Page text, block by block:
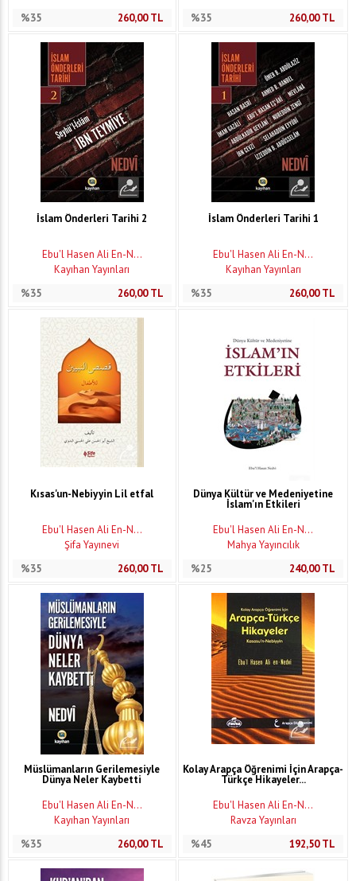
%35
260,00TL
%35
260,00TL
İslam Önderleri Tarihi 2
Ebu'l Hasen Ali En-N...
Kayıhan Yayınları
%35
260,00TL
İslam Önderleri Tarihi 1
Ebu'l Hasen Ali En-N...
Kayıhan Yayınları
%35
260,00TL
Kısas'un-Nebiyyin Lil etfal
Ebu'l Hasen Ali En-N...
Şifa Yayınevi
%35
260,00TL
Dünya Kültür ve Medeniyetine
İslam'ın Etkileri
Ebu'l Hasen Ali En-N...
Mahya Yayıncılık
%25
240,00TL
Müslümanların Gerilemesiyle
Dünya Neler Kaybetti
Ebu'l Hasen Ali En-N...
Kayıhan Yayınları
%35
260,00TL
Kolay Arapça Öğrenimi İçin Arapça-
Türkçe Hikayeler...
Ebu'l Hasen Ali En-N...
Ravza Yayınları
%45
192,50TL